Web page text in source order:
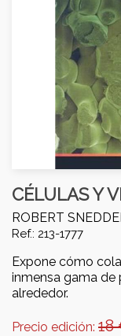
CÉLULAS Y
ROBERT
Ref.: 213-1777
Expone cómo
inmensa gama de
alrededor.
Precio edición: 18